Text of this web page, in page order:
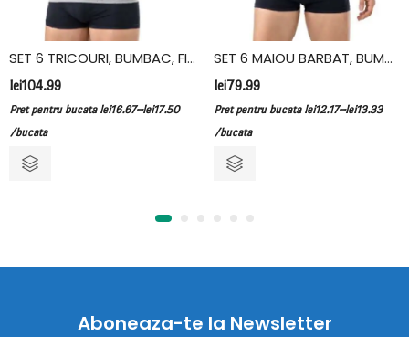
SET 6 TRICOURI, BUMBAC, FIDAN, GRI
lei104.99
Pret pentru bucata lei16.67–lei17.50
/bucata
SET 6 MAIOU BARBAT, BUMBAC, FIDAN, ALBASTRU
lei79.99
Pret pentru bucata lei12.17–lei13.33
/bucata
Aboneaza-te la Newsletter